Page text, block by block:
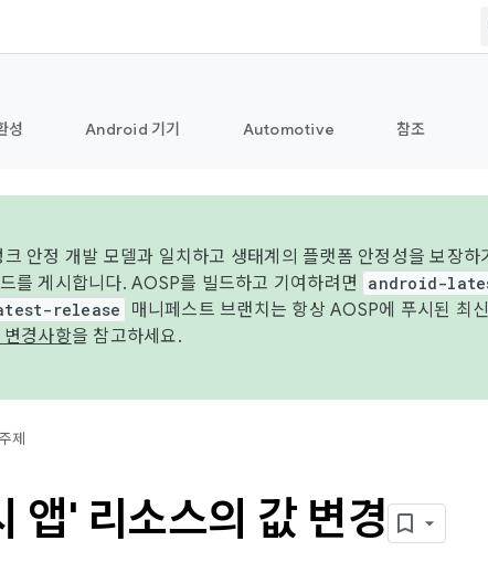
성 Android 기기 Automotive 참조
안정 개발 모델과 일치하고 생태계의 플랫폼 안정성을 보장하
를 게시합니다. AOSP를 빌드하고 기여하려면
android-
release
매니페스트 브랜치는 항상 AOSP에 푸시된 최
경사항을 참고하세요.
제
앱' 리소스의 값 변경